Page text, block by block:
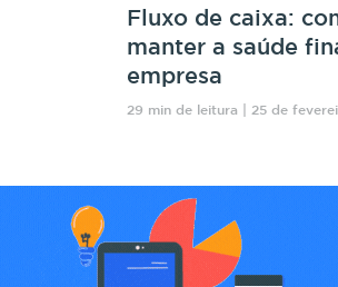
Fluxo de caixa:
manter a saúde
empresa
29 min de leitura | 25 de